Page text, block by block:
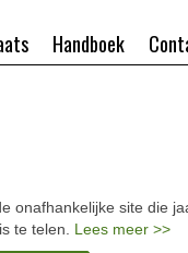
Handboek
onafhankelijke site die
te telen. Lees meer >>